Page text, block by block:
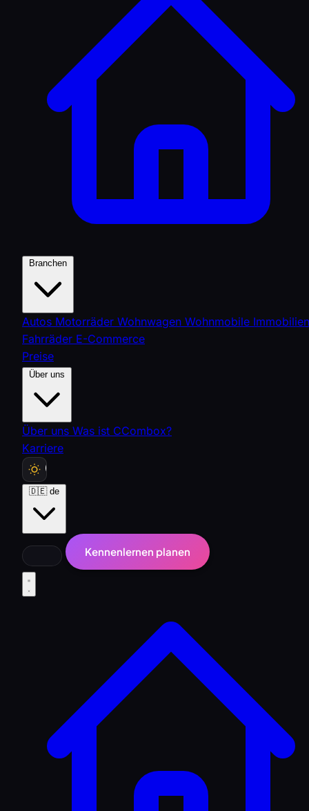
Autos Motorräder Wohnwagen Wohnmobile Immobilien
Fahrräder E-Commerce
Preise
Über uns Was ist CCombox?
Karriere
🇩🇪 de
Kennenlernen planen